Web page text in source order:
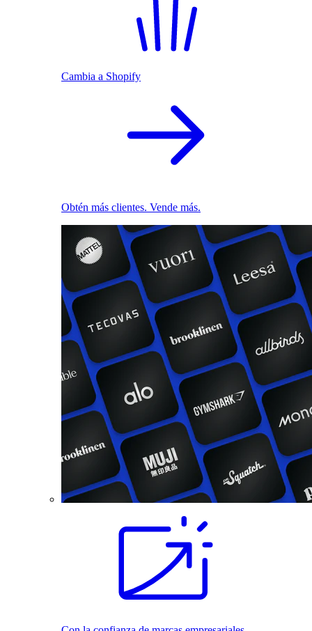
Cambia a Shopify
Obtén más clientes. Vende más.